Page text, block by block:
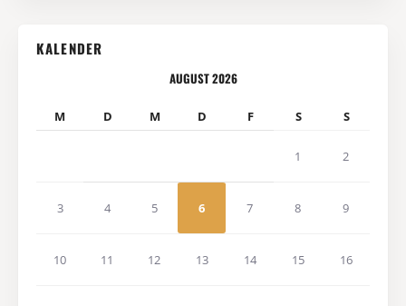
KALENDER
AUGUST 2026
M D M D F S S
1 2
3 4 5 6 7 8 9
10 11 12 13 14 15 16